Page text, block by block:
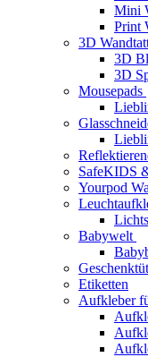
Mini
Print
3D
3D
3D
Mousepads
SafeKIDS
Yourpod
Babywelt
Etiketten
Aufkleber